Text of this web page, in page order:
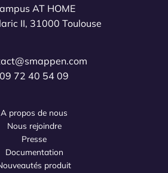
AT HOME
II, 31000 Toulouse
09 72 40 54 09
A propos de nous
Nous rejoindre
Presse
Documentation
produit